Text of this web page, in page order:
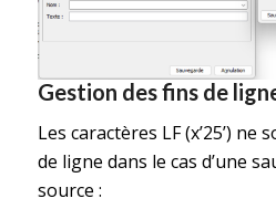
Gestion des fins de
Les caractères LF (x’25’)
de ligne dans le cas d’une
source :